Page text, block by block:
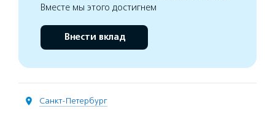
Вместе мы этого достигнем
Внести вклад
Санкт-Петербург